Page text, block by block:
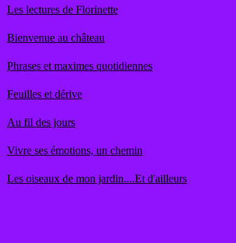
Les lectures de Florinette
Bienvenue au château
Phrases et maximes quotidiennes
Feuilles et dérive
Au fil des jours
Vivre ses émotions, un chemin
Les oiseaux de mon jardin....Et d'ailleurs